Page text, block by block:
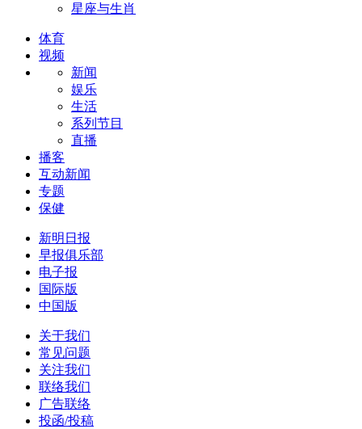
星座与生肖
体育
视频
新闻
娱乐
生活
系列节目
直播
播客
互动新闻
专题
保健
新明日报
早报俱乐部
电子报
国际版
中国版
关于我们
常见问题
关注我们
联络我们
广告联络
投函/投稿